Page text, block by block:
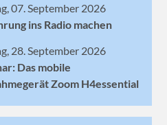
07. September 2026
ins Radio machen
28. September 2026
Das mobile
Zoom H4essential